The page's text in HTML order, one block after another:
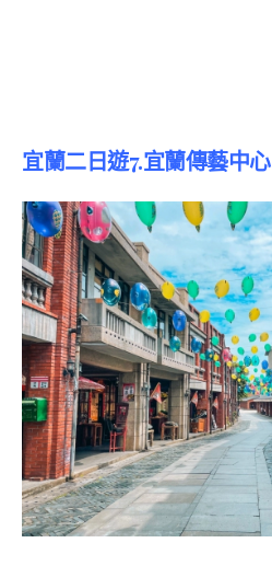
宜蘭二日遊7.宜蘭傳藝中心